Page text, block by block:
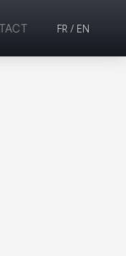
FR / EN